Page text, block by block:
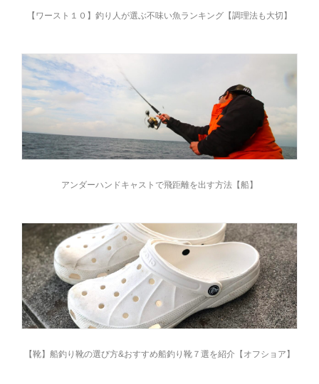
【ワースト１０】釣り人が選ぶ不味い魚ランキング【調理法も大切】
アンダーハンドキャストで飛距離を出す方法【船】
【靴】船釣り靴の選び方&おすすめ船釣り靴７選を紹介【オフショア】